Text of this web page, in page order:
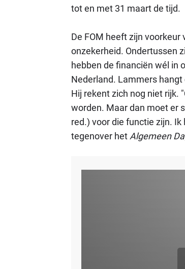
tot en met 31 maart de tijd.
De FOM heeft zijn voorkeur
onzekerheid. Ondertussen
hebben de financiën wél in
Nederland. Lammers
Hij rekent zich nog niet rijk. "
worden. Maar dan moet er
red.) voor die functie zijn.
tegenover het Algemeen